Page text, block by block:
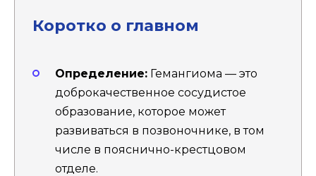
Коротко о главном
Определение: Гемангиома — это
доброкачественное сосудистое
образование, которое может
развиваться в позвоночнике, в том
числе в пояснично-крестцовом
отделе.